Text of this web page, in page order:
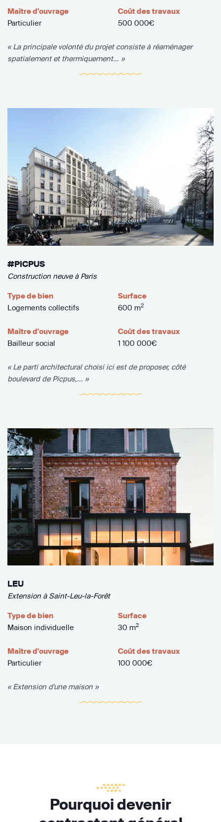
Maître d'ouvrage
Particulier
Coût des travaux
500 000€
« La principale volonté du projet consiste à réaménager
spatialement et thermiquement... »
#PICPUS
Construction neuve à Paris
Type de bien
Logements collectifs
Surface
600 m2
Maître d'ouvrage
Bailleur social
Coût des travaux
1 100 000€
« Le parti architectural choisi ici est de proposer, côté
boulevard de Picpus,... »
LEU
Extension à Saint-Leu-la-Forêt
Type de bien
Maison individuelle
Surface
30 m2
Maître d'ouvrage
Particulier
Coût des travaux
100 000€
« Extension d'une maison »
Pourquoi devenir